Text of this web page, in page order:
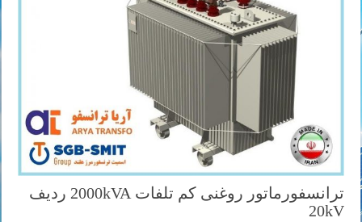
ترانسفورماتور روغنی کم تلفات 2000kVA ردیف
20kV